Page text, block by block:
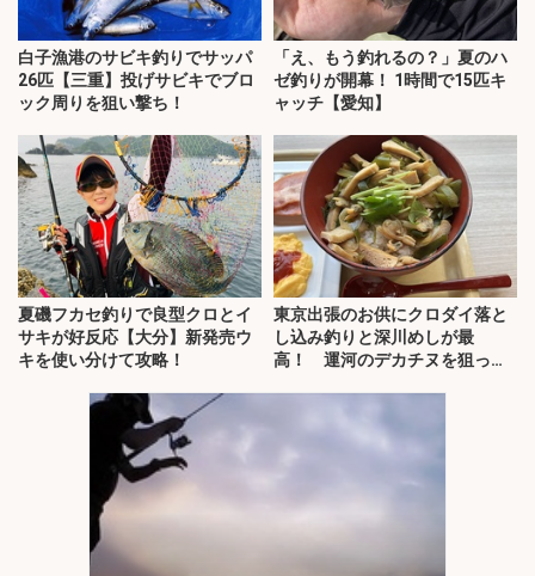
白子漁港のサビキ釣りでサッパ
26匹【三重】投げサビキでブロ
ック周りを狙い撃ち！
「え、もう釣れるの？」夏のハ
ゼ釣りが開幕！ 1時間で15匹キ
ャッチ【愛知】
夏磯フカセ釣りで良型クロとイ
サキが好反応【大分】新発売ウ
キを使い分けて攻略！
東京出張のお供にクロダイ落と
し込み釣りと深川めしが最
高！ 運河のデカチヌを狙って